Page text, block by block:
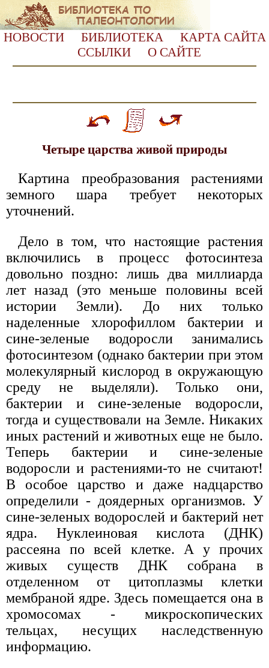
НОВОСТИ БИБЛИОТЕКА
КАРТА САЙТА
ССЫЛКИ
О САЙТЕ
Четыре царства живой природы
Картина преобразования растениями
земного шара требует некоторых
уточнений.
Дело в том, что настоящие растения
включились в процесс фотосинтеза
довольно поздно: лишь два миллиарда
лет назад (это меньше половины всей
истории Земли). До них только
наделенные хлорофиллом бактерии и
сине-зеленые водоросли занимались
фотосинтезом (однако бактерии при этом
молекулярный кислород в окружающую
среду не выделяли). Только они,
бактерии и сине-зеленые водоросли,
тогда и существовали на Земле. Никаких
иных растений и животных еще не было.
Теперь бактерии и сине-зеленые
водоросли и растениями-то не считают!
В особое царство и даже надцарство
определили - доядерных организмов. У
сине-зеленых водорослей и бактерий нет
ядра. Нуклеиновая кислота (ДНК)
рассеяна по всей клетке. А у прочих
живых существ ДНК собрана в
отделенном от цитоплазмы клетки
мембраной ядре. Здесь помещается она в
хромосомах - микроскопических
тельцах, несущих наследственную
информацию.